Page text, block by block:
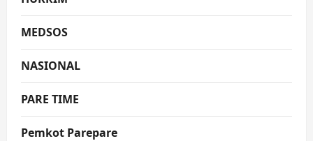
MEDSOS
NASIONAL
PARE TIME
Pemkot Parepare